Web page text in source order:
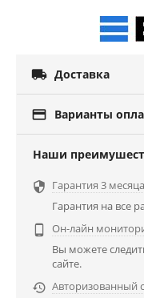
 Доставка
 Варианты
Наши
 Гарантия 3 месяца
Гарантия на все

Он-лайн
Вы можете
сайте.
 Авторизованный